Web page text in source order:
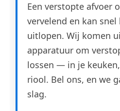
Een verstopte afvoer
vervelend en kan
uitlopen. Wij komen
apparatuur om
lossen — in je
riool. Bel ons, en we
slag.